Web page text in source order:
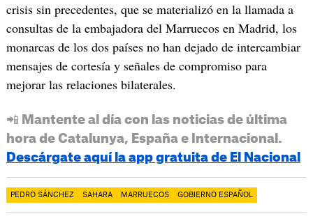
crisis sin precedentes, que se materializó en la llamada a
consultas de la embajadora del Marruecos en Madrid, los
monarcas de los dos países no han dejado de intercambiar
mensajes de cortesía y señales de compromiso para
mejorar las relaciones bilaterales.
📲 Mantente al día con las noticias de última
hora de Catalunya, España e Internacional.
Descárgate aquí la app gratuita de El Nacional
PEDRO SÁNCHEZ SAHARA MARRUECOS GOBIERNO ESPAÑOL